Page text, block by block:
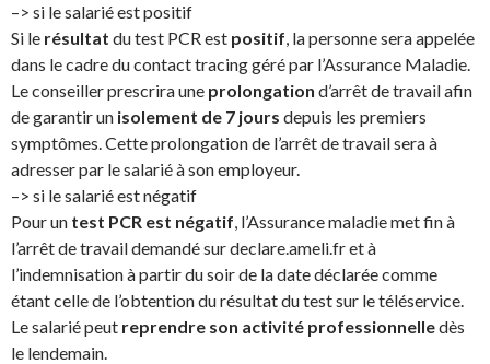
–> si le salarié est positif
Si le résultat du test PCR est positif, la personne sera appelée
dans le cadre du contact tracing géré par l’Assurance Maladie.
Le conseiller prescrira une prolongation d’arrêt de travail afin
de garantir un isolement de 7 jours depuis les premiers
symptômes. Cette prolongation de l’arrêt de travail sera à
adresser par le salarié à son employeur.
–> si le salarié est négatif
Pour un test PCR est négatif, l’Assurance maladie met fin à
l’arrêt de travail demandé sur declare.ameli.fr et à
l’indemnisation à partir du soir de la date déclarée comme
étant celle de l’obtention du résultat du test sur le téléservice.
Le salarié peut reprendre son activité professionnelledès
le lendemain.